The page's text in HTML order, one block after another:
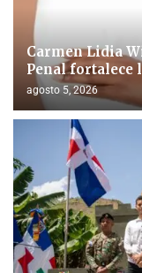
Carmen Lidia
Penal fortalece
agosto 5, 2026